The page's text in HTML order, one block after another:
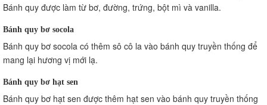
Bánh quy được làm từ bơ, đường, trứng, bột mì và vanilla.
Bánh quy bơ socola
Bánh quy bơ socola có thêm sô cô la vào bánh quy truyền thống để
mang lại hương vị mới lạ.
Bánh quy bơ hạt sen
Bánh quy bơ hạt sen được thêm hạt sen vào bánh quy truyền thống